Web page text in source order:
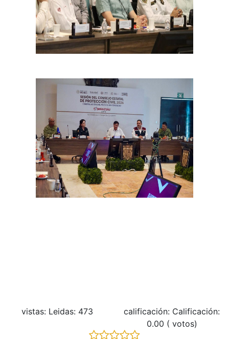
vistas: Leidas: 473
calificación: Calificación:
0.00 ( votos)